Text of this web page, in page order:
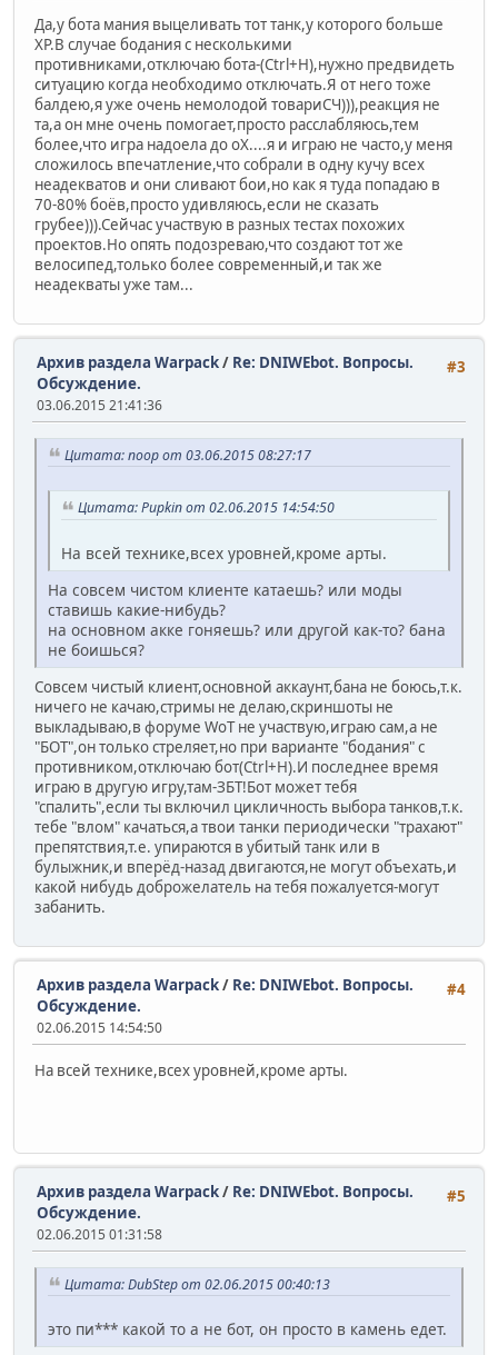
Да,у бота мания выцеливать тот танк,у которого больше
ХР.В случае бодания с несколькими
противниками,отключаю бота-(Ctrl+H),нужно предвидеть
ситуацию когда необходимо отключать.Я от него тоже
балдею,я уже очень немолодой товариСЧ))),реакция не
та,а он мне очень помогает,просто расслабляюсь,тем
более,что игра надоела до оХ....я и играю не часто,у меня
сложилось впечатление,что собрали в одну кучу всех
неадекватов и они сливают бои,но как я туда попадаю в
70-80% боёв,просто удивляюсь,если не сказать
грубее))).Сейчас участвую в разных тестах похожих
проектов.Но опять подозреваю,что создают тот же
велосипед,только более современный,и так же
неадекваты уже там...
#3
Архив раздела Warpack/ Re: DNIWEbot. Вопросы.
Обсуждение.
03.06.2015 21:41:36
Цитата: noop от 03.06.2015 08:27:17
Цитата: Pupkin от 02.06.2015 14:54:50
На всей технике,всех уровней,кроме арты.
На совсем чистом клиенте катаешь? или моды
ставишь какие-нибудь?
на основном акке гоняешь? или другой как-то? бана
не боишься?
Совсем чистый клиент,основной аккаунт,бана не боюсь,т.к.
ничего не качаю,стримы не делаю,скриншоты не
выкладываю,в форуме WoT не участвую,играю сам,а не
"БОТ",он только стреляет,но при варианте "бодания" с
противником,отключаю бот(Ctrl+H).И последнее время
играю в другую игру,там-ЗБТ!Бот может тебя
"спалить",если ты включил цикличность выбора танков,т.к.
тебе "влом" качаться,а твои танки периодически "трахают"
препятствия,т.е. упираются в убитый танк или в
булыжник,и вперёд-назад двигаются,не могут объехать,и
какой нибудь доброжелатель на тебя пожалуется-могут
забанить.
#4
Архив раздела Warpack/ Re: DNIWEbot. Вопросы.
Обсуждение.
02.06.2015 14:54:50
На всей технике,всех уровней,кроме арты.
#5
Архив раздела Warpack/ Re: DNIWEbot. Вопросы.
Обсуждение.
02.06.2015 01:31:58
Цитата: DubStep от 02.06.2015 00:40:13
это пи*** какой то а не бот, он просто в камень едет.